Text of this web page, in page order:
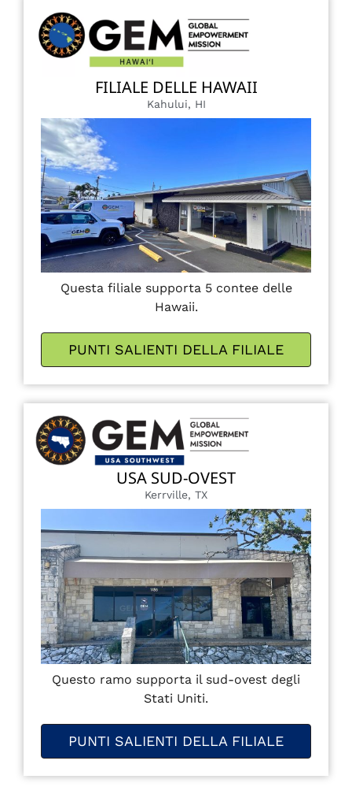
FILIALE DELLE HAWAII
Kahului, HI
Questa filiale supporta 5 contee delle
Hawaii.
PUNTI SALIENTI DELLA FILIALE
USA SUD-OVEST
Kerrville, TX
Questo ramo supporta il sud-ovest degli
Stati Uniti.
PUNTI SALIENTI DELLA FILIALE